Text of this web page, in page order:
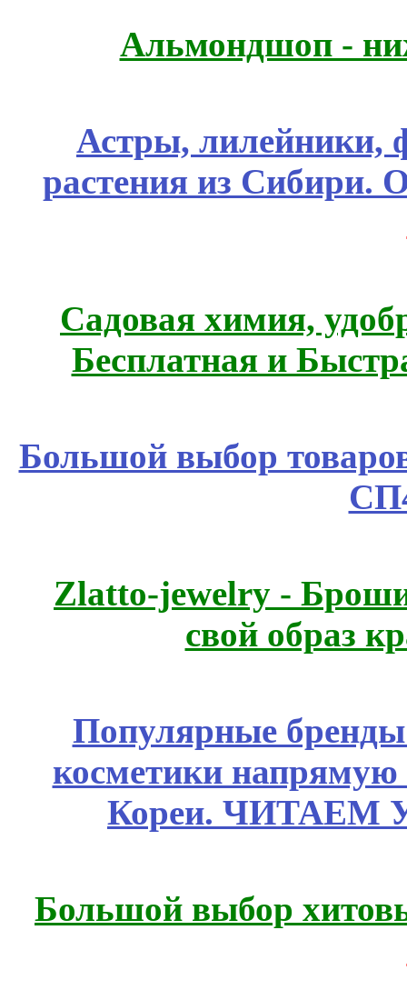
Альмондшоп -
Астры, лилейники,
растения из Сибири.
Садовая химия,
Бесплатная и
Большой выбор
Zlatto-jewelry -
свой образ
Популярные
косметики
Кореи. ЧИТАЕМ
Большой выбор